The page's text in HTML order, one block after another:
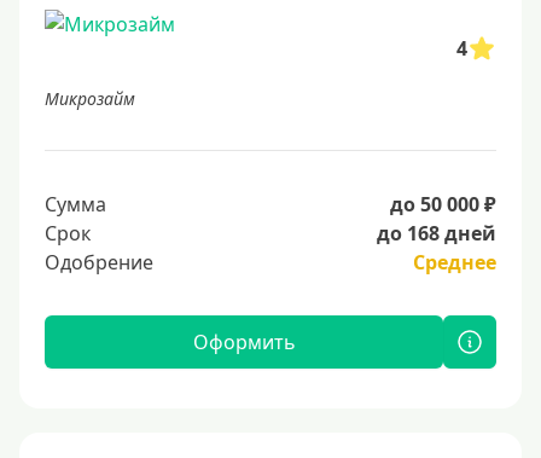
4
Микрозайм
Сумма
до 50 000 ₽
Срок
до 168 дней
Одобрение
Среднее
Оформить